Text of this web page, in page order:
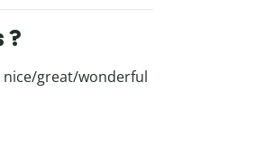
?
nice/great/wonderful